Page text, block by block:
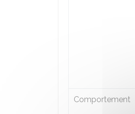
Comportement